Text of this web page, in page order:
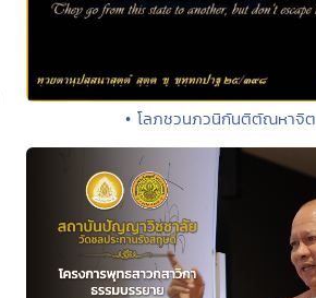
• โลภชวนภวนิกันติตัณหาจิต